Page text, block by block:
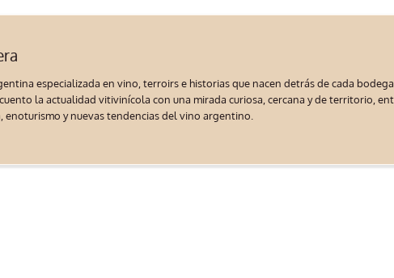
especializada en vino, terroirs e historias que nacen detrás de cada
la actualidad vitivinícola con una mirada curiosa, cercana y de territorio,
enoturismo y nuevas tendencias del vino argentino.